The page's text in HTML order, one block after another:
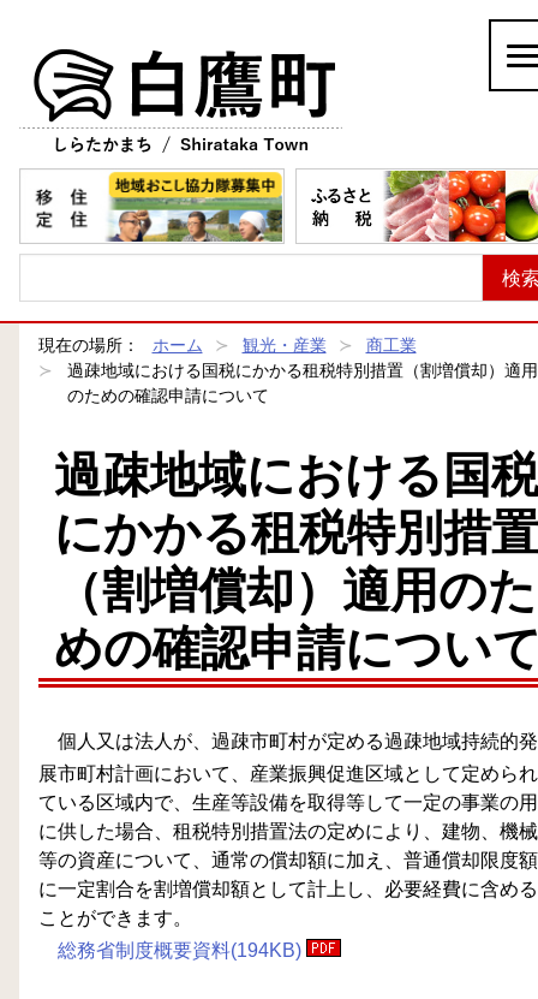
現在の場所： ホーム 観光・産業
商工業
過疎地域における国税にかかる租税特別措置（割増償却）適用
のための確認申請について
過疎地域における国税
にかかる租税特別措置
（割増償却）適用のた
めの確認申請につい
個人又は法人が、過疎市町村が定める過疎地域持続的発
展市町村計画において、産業振興促進区域として定められ
ている区域内で、生産等設備を取得等して一定の事業の用
に供した場合、租税特別措置法の定めにより、建物、機械
等の資産について、通常の償却額に加え、普通償却限度額
に一定割合を割増償却額として計上し、必要経費に含める
ことができます。
総務省制度概要資料(194KB)